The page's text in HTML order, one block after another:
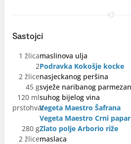
Sastojci
1 žlicamaslinova ulja
2Podravka Kokošje kocke
2 žlicenasjeckanog peršina
45 gsvježe naribanog
120 mlsuhog bijelog vina
prstohvatVegeta Maestro Šafrana
Vegeta Maestro Crni papar
280 gZlato polje Arborio riže
2 žlicemaslaca